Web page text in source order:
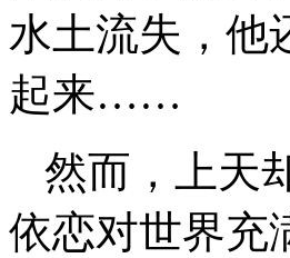
水土流失，他
起来……
然而，上天
依恋对世界充